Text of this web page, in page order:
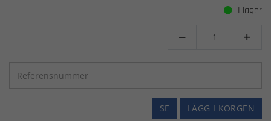
I lager
 
LÄGG I KORGEN
SE